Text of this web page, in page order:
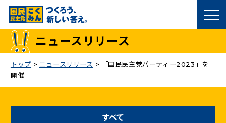
国民民主党トップ
議員
ニュースリリース
トップ > ニュースリリース >
「国民民主党パーティー2023」を
開催
すべて